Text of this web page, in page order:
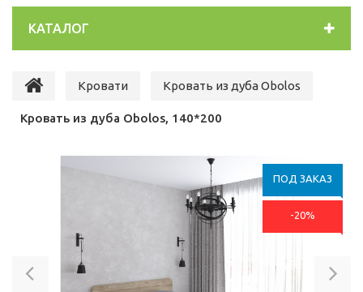
КАТАЛОГ
Кровати Кровать из дуба Obolos
Кровать из дуба Obolos, 140*200
ПОД ЗАКАЗ
-20%
Previous